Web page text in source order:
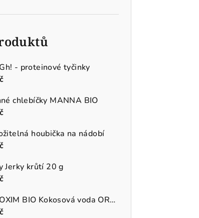
- proteinové tyčinky
chlebíčky MANNA BIO
houbička na nádobí
Jerky krůtí 20 g
COCOXIM BIO Kokosová voda ORGANIC